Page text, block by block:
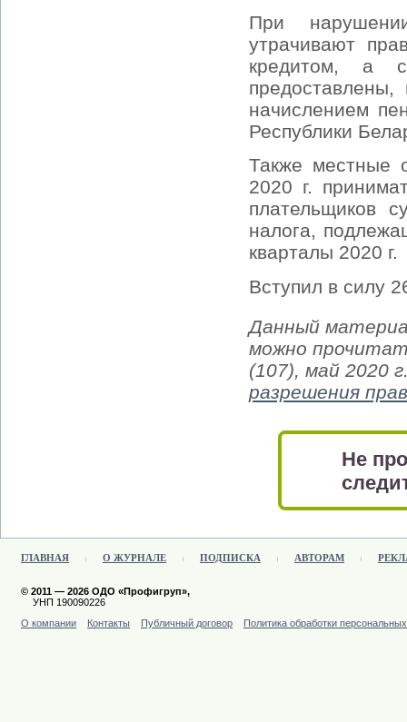
При
утрачивают
кредитом, а
начислением
Республики
Также местные
2020 г.
плательщиков
налога,
кварталы 2020 г.
Вступил в силу
Данный
можно
(107), май 2020
разрешения
Не
ГЛАВНАЯ О ЖУРНАЛЕ ПОДПИСКА АВТОРАМ
© 2011 — 2026 ОДО «Профигруп»,
УНП 190090226
О компании
Контакты Публичный договор Политика обработки